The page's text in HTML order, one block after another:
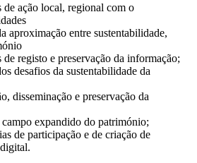
ação local, regional com o
aproximação entre sustentabilidade,
registo e preservação da informação;
desafios da sustentabilidade da
disseminação e preservação da
expandido do património;
de participação e de criação de